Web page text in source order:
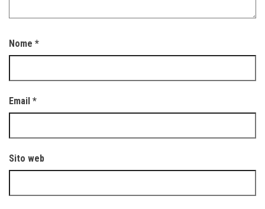
Nome *
Email *
Sito web